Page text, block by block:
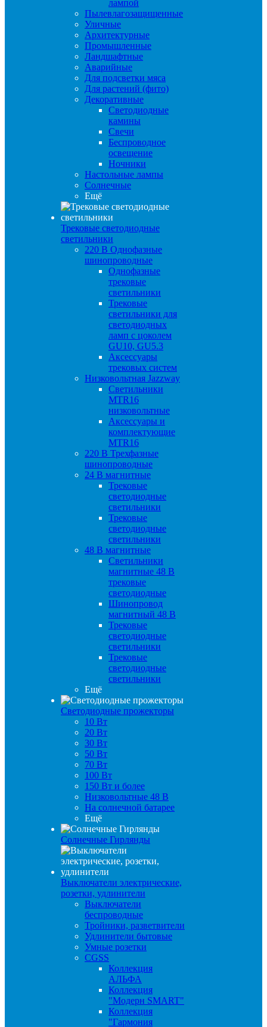
лампой
Пылевлагозащищенные
Уличные
Архитектурные
Промышленные
Ландшафтные
Аварийные
Для подсветки мяса
Для растений (фито)
Декоративные
Светодиодные
камины
Свечи
Беспроводное
освещение
Ночники
Настольные лампы
Солнечные
Ещё
Трековые светодиодные
светильники
220 B Однофазные
шинопроводные
Однофазные
трековые
светильники
Трековые
светильники для
светодиодных
ламп с цоколем
GU10, GU5.3
Аксессуары
трековых систем
Низковольтная Jazzway
Светильники
MTR16
низковольтные
Аксессуары и
комплектующие
MTR16
220 B Трехфазные
шинопроводные
24 B магнитные
Трековые
светодиодные
светильники
Трековые
светодиодные
светильники
48 B магнитные
Светильники
магнитные 48 В
трековые
светодиодные
Шинопровод
магнитный 48 В
Трековые
светодиодные
светильники
Трековые
светодиодные
светильники
Ещё
Светодиодные прожекторы
10 Вт
20 Вт
30 Вт
50 Вт
70 Вт
100 Вт
150 Вт и более
Низковольтные 48 В
На солнечной батарее
Ещё
Солнечные Гирлянды
Выключатели электрические,
розетки, удлинители
Выключатели
беспроводные
Тройники, разветвители
Удлинители бытовые
Умные розетки
CGSS
Коллекция
АЛЬФА
Коллекция
"Модерн SMART"
Коллекция
"Гармония